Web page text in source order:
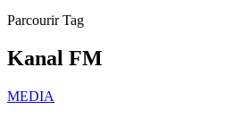
Parcourir Tag
Kanal FM
MEDIA